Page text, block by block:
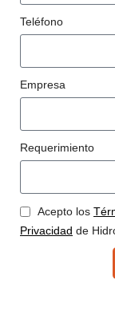
Teléfono
Empresa
Requerimiento
Acepto los
Privacidad de